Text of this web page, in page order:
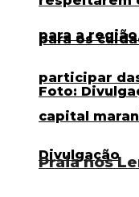
Praia nos